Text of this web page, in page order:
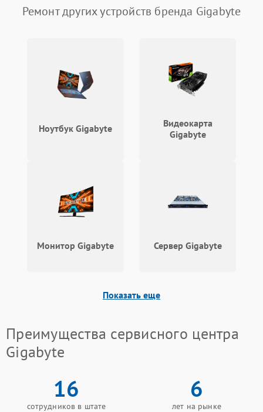
Ремонт других устройств бренда Gigabyte
Ноутбук Gigabyte
Видеокарта
Gigabyte
Монитор Gigabyte Сервер Gigabyte
Показать еще
Преимущества сервисного центра
Gigabyte
16
сотрудников в штате
6
лет на рынке